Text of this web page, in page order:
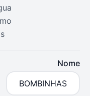
Nome
BOMBINHAS